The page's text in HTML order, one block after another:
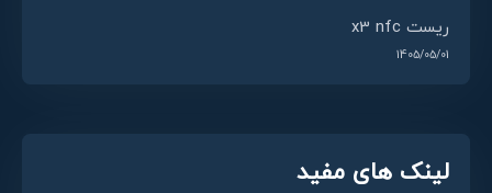
ریست x3 nfc
1405/05/01
لینک های مفید